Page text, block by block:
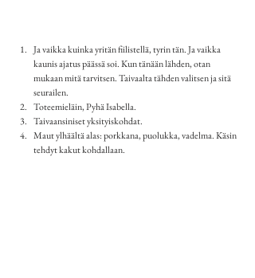
Ja vaikka kuinka yritän fiilistellä, tyrin tän. Ja vaikka
kaunis ajatus päässä soi. Kun tänään lähden, otan
mukaan mitä tarvitsen. Taivaalta tähden valitsen ja sitä
seurailen.
Toteemieläin, Pyhä Isabella.
Taivaansiniset yksityiskohdat.
Maut ylhäältä alas: porkkana, puolukka, vadelma. Käsin
tehdyt kakut kohdallaan.